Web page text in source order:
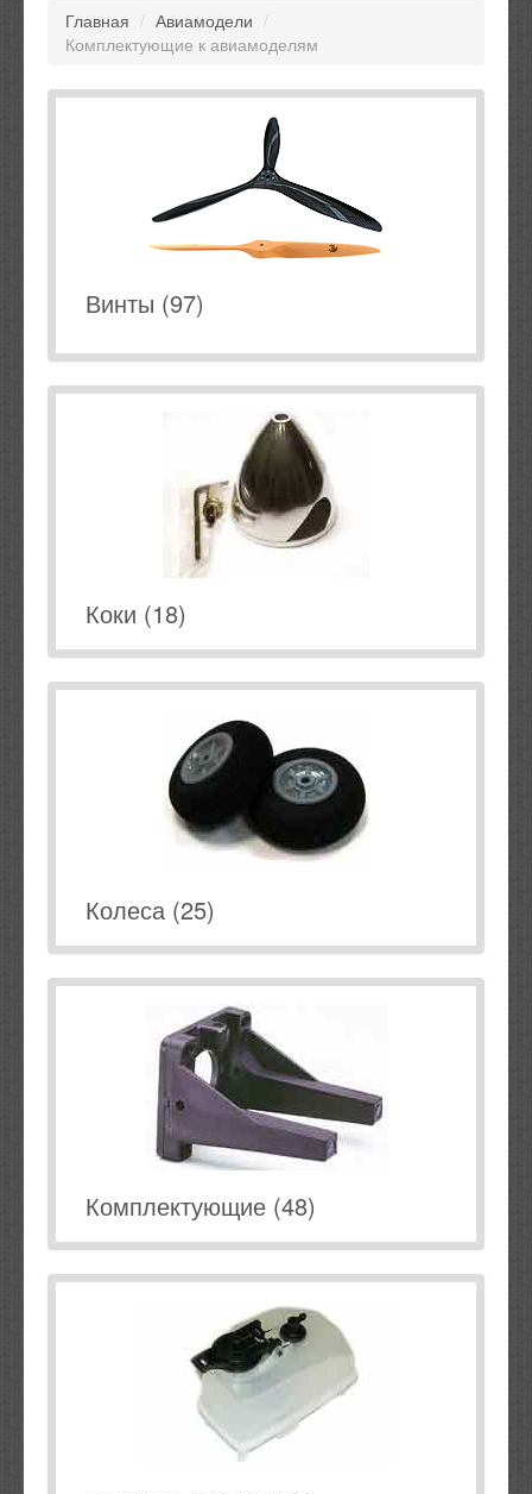
Главная / Авиамодели /
Комплектующие к авиамоделям
Винты (97)
Коки (18)
Колеса (25)
Комплектующие (48)